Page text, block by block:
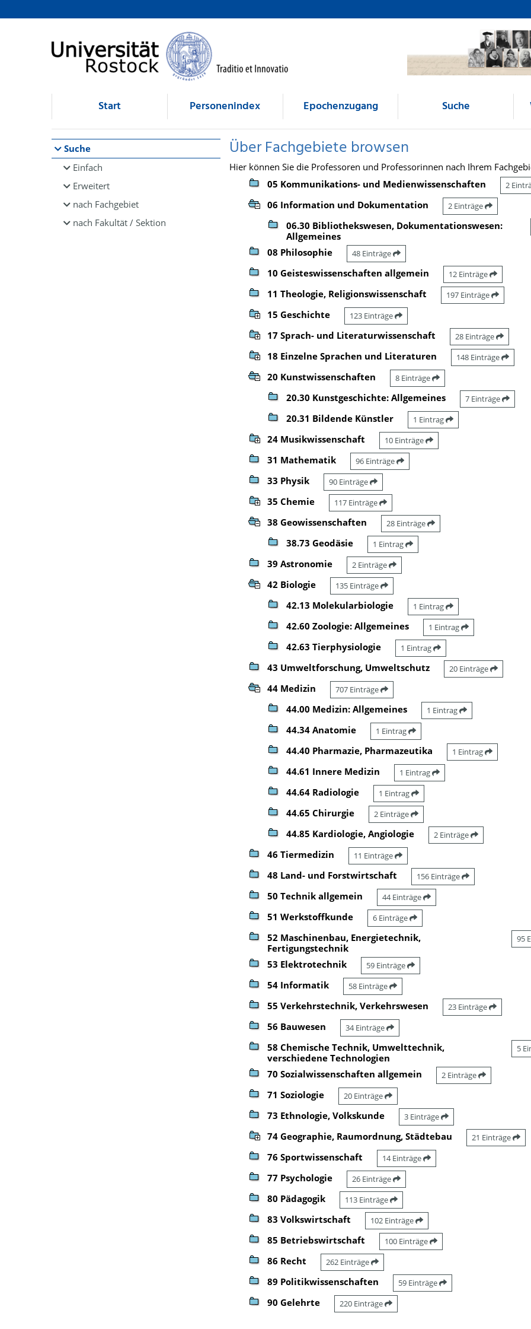
Browsen
direkt zum Inhalt
Start Personenindex Epochenzugang Suche
Suche
Einfach
Erweitert
nach Fachgebiet
nach Fakultät / Sektion
Über Fachgebiete browsen
Hier können Sie die Professoren und Professorinnen nach Ihrem
05 Kommunikations- und Medienwissenschaften
2
06 Information und Dokumentation 2 Einträge
06.30 Bibliothekswesen, Dokumentationswesen:
Allgemeines
08 Philosophie 48 Einträge
10 Geisteswissenschaften allgemein 12 Einträge
11 Theologie, Religionswissenschaft 197 Einträge
15 Geschichte 123 Einträge
17 Sprach- und Literaturwissenschaft 28 Einträge
18 Einzelne Sprachen und Literaturen 148 Einträge
20 Kunstwissenschaften 8 Einträge
20.30 Kunstgeschichte: Allgemeines 7 Einträge
20.31 Bildende Künstler 1 Eintrag
24 Musikwissenschaft 10 Einträge
31 Mathematik 96 Einträge
33 Physik 90 Einträge
35 Chemie 117 Einträge
38 Geowissenschaften 28 Einträge
38.73 Geodäsie 1 Eintrag
39 Astronomie 2 Einträge
42 Biologie 135 Einträge
42.13 Molekularbiologie 1 Eintrag
42.60 Zoologie: Allgemeines 1 Eintrag
42.63 Tierphysiologie 1 Eintrag
43 Umweltforschung, Umweltschutz 20 Einträge
44 Medizin 707 Einträge
44.00 Medizin: Allgemeines 1 Eintrag
44.34 Anatomie 1 Eintrag
44.40 Pharmazie, Pharmazeutika 1 Eintrag
44.61 Innere Medizin 1 Eintrag
44.64 Radiologie 1 Eintrag
44.65 Chirurgie 2 Einträge
44.85 Kardiologie, Angiologie 2 Einträge
46 Tiermedizin 11 Einträge
48 Land- und Forstwirtschaft 156 Einträge
50 Technik allgemein 44 Einträge
51 Werkstoffkunde 6 Einträge
52 Maschinenbau, Energietechnik,
Fertigungstechnik
95
53 Elektrotechnik 59 Einträge
54 Informatik 58 Einträge
55 Verkehrstechnik, Verkehrswesen 23 Einträge
56 Bauwesen 34 Einträge
58 Chemische Technik, Umwelttechnik,
verschiedene Technologien
5
70 Sozialwissenschaften allgemein 2 Einträge
71 Soziologie 20 Einträge
73 Ethnologie, Volkskunde 3 Einträge
74 Geographie, Raumordnung, Städtebau 21 Einträge
76 Sportwissenschaft 14 Einträge
77 Psychologie 26 Einträge
80 Pädagogik 113 Einträge
83 Volkswirtschaft 102 Einträge
85 Betriebswirtschaft 100 Einträge
86 Recht 262 Einträge
89 Politikwissenschaften 59 Einträge
90 Gelehrte 220 Einträge